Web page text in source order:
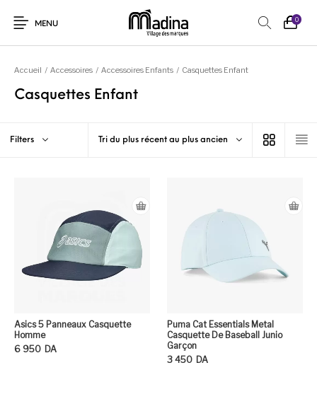
MENU
0
Accueil / Accessoires / Accessoires Enfants / Casquettes Enfant
Casquettes Enfant
Filters Tri du plus récent au plus ancien
Asics 5 Panneaux Casquette
Homme
6 950 DA
Puma Cat Essentials Metal
Casquette De Baseball Junio
Garçon
3 450 DA